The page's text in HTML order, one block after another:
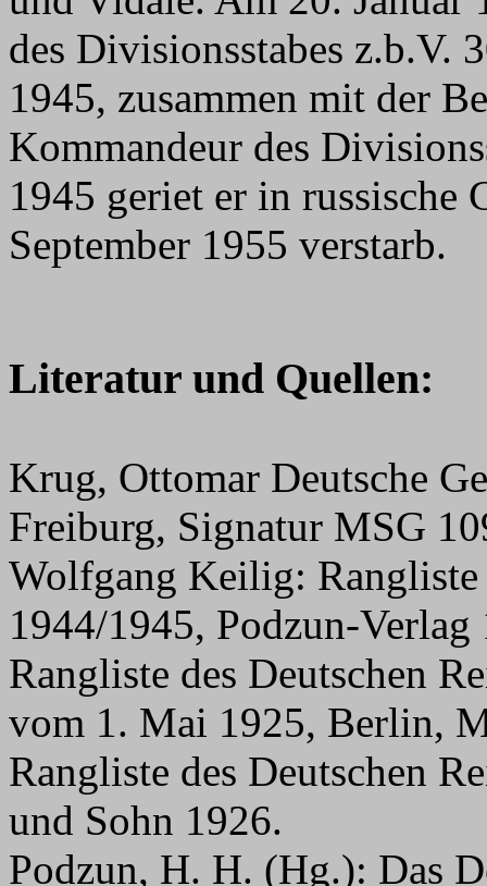
des Divisionsstabes z.b.V.
1945, zusammen mit der
Kommandeur des
1945 geriet er in russische
September 1955 verstarb.
Literatur und Quellen:
Krug, Ottomar Deutsche
Freiburg, Signatur MSG
Wolfgang Keilig: Rangliste
1944/1945, Podzun-
Rangliste des Deutschen
vom 1. Mai 1925, Berlin,
Rangliste des Deutschen
und Sohn 1926.
Podzun, H. H. (Hg.): Das